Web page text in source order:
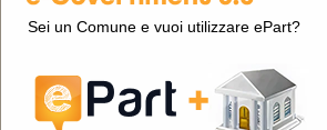
Sei un Comune e vuoi utilizzare ePart?